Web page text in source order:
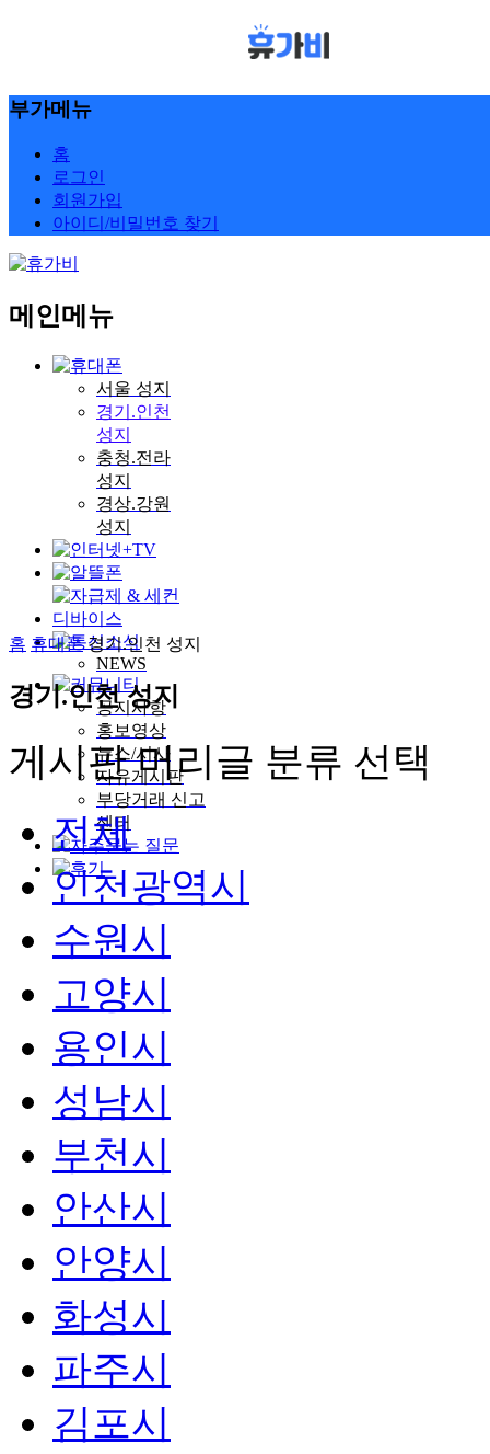
부가메뉴
홈
로그인
회원가입
아이디/비밀번호 찾기
메인메뉴
서울 성지
경기.인천
성지
충청.전라
성지
경상.강원
성지
NEWS
공지사항
홍보영상
뉴스/시사
자유게시판
부당거래 신고
센터
홈 휴대폰 경기.인천 성지
경기.인천 성지
게시판 머리글 분류 선택
전체
인천광역시
수원시
고양시
용인시
성남시
부천시
안산시
안양시
화성시
파주시
김포시